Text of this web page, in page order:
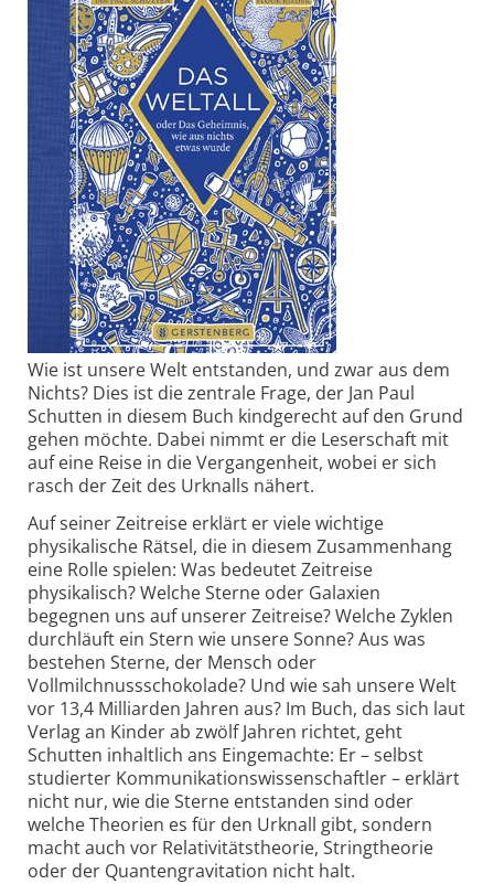
Wie ist unsere Welt entstanden, und zwar aus dem
Nichts? Dies ist die zentrale Frage, der Jan Paul
Schutten in diesem Buch kindgerecht auf den Grund
gehen möchte. Dabei nimmt er die Leserschaft mit
auf eine Reise in die Vergangenheit, wobei er sich
rasch der Zeit des Urknalls nähert.
Auf seiner Zeitreise erklärt er viele wichtige
physikalische Rätsel, die in diesem Zusammenhang
eine Rolle spielen: Was bedeutet Zeitreise
physikalisch? Welche Sterne oder Galaxien
begegnen uns auf unserer Zeitreise? Welche Zyklen
durchläuft ein Stern wie unsere Sonne? Aus was
bestehen Sterne, der Mensch oder
Vollmilchnussschokolade? Und wie sah unsere Welt
vor 13,4 Milliarden Jahren aus? Im Buch, das sich laut
Verlag an Kinder ab zwölf Jahren richtet, geht
Schutten inhaltlich ans Eingemachte: Er – selbst
studierter Kommunikationswissenschaftler – erklärt
nicht nur, wie die Sterne entstanden sind oder
welche Theorien es für den Urknall gibt, sondern
macht auch vor Relativitätstheorie, Stringtheorie
oder der Quantengravitation nicht halt.